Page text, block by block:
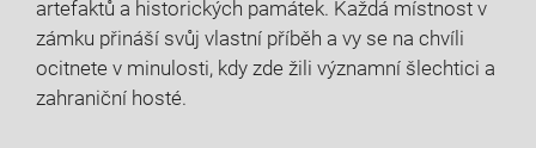
artefaktů a historických památek. Každá místnost v
zámku přináší svůj vlastní příběh a vy se na chvíli
ocitnete v minulosti, kdy zde žili významní šlechtici a
zahraniční hosté.